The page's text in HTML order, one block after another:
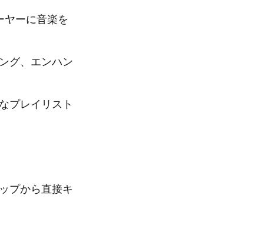
ヤーに音楽を
グ、エンハン
プレイリスト
プから直接キ